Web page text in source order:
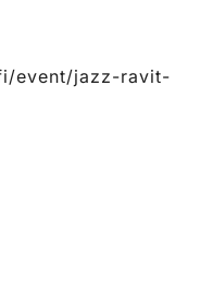
event/jazz-ravit-